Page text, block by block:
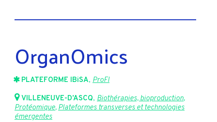
OrganOmics
PLATEFORME IBiSA, ProFI
VILLENEUVE-D’ASCQ, Biothérapies, bioproduction,
Protéomique, Plateformes transverses et technologies
émergentes